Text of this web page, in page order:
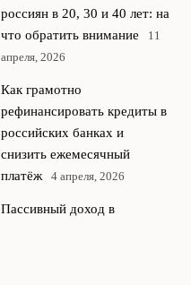
россиян в 20, 30 и 40 лет: на
что обратить внимание
11
апреля, 2026
Как грамотно
рефинансировать кредиты в
российских банках и
снизить ежемесячный
платёж
4 апреля, 2026
Пассивный доход в